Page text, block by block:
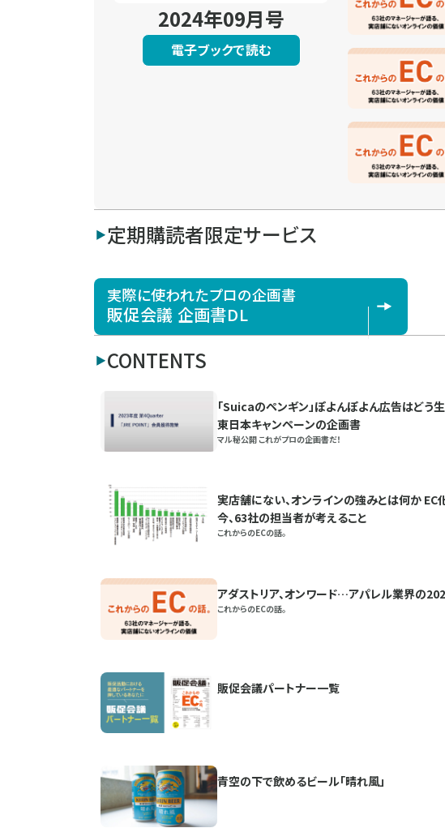
2024年09月号
電子ブックで読む
定期購読者限定サービス
実際に使われたプロの企画書
販促会議 企画書DL
CONTENTS
「Suicaのペンギン」ぽよんぽよん広告はどう
東日本キャンペーンの企画書
マル秘公開 これがプロの企画書だ！
実店舗にない、オンラインの強みとは何か EC
今、63社の担当者が考えること
これからのECの話。
アダストリア、オンワード…アパレル業界の
これからのECの話。
販促会議パートナー一覧
青空の下で飲めるビール「晴れ風」